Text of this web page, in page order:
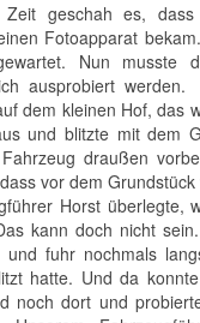
geschah es, dass
Fotoapparat
Nun musste
ausprobiert
dem kleinen Hof, das
und blitzte mit dem
draußen
vor dem
Horst überlegte,
kann doch nicht
fuhr nochmals
hatte. Und da
noch dort und